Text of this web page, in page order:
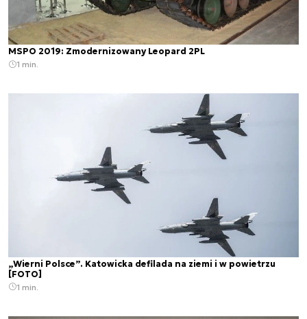
MSPO 2019: Zmodernizowany Leopard 2PL
1 min.
„Wierni Polsce”. Katowicka defilada na ziemi i w powietrzu
[FOTO]
1 min.